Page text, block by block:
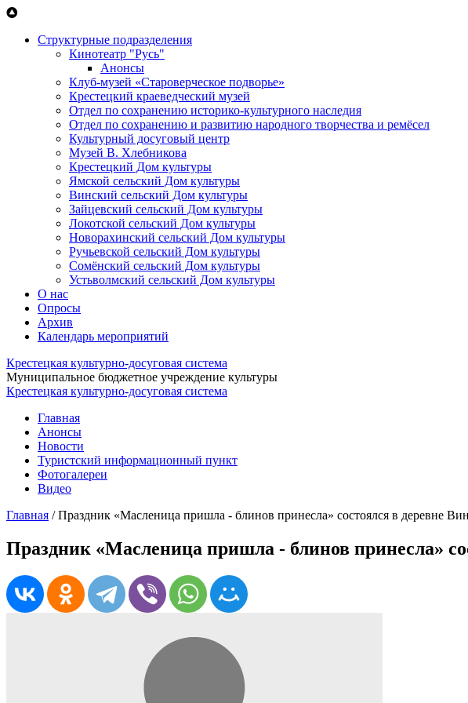
Перейти к основному содержанию
Структурные подразделения
Кинотеатр "Русь"
Анонсы
Клуб-музей «Староверческое подворье»
Крестецкий краеведческий музей
Отдел по сохранению историко-культурного наследия
Отдел по сохранению и развитию народного творчества и ремёсел
Культурный досуговый центр
Музей В. Хлебникова
Крестецкий Дом культуры
Ямской сельский Дом культуры
Винский сельский Дом культуры
Зайцевский сельский Дом культуры
Локотской сельский Дом культуры
Новорахинский сельский Дом культуры
Ручьевской сельский Дом культуры
Сомёнский сельский Дом культуры
Устьволмский сельский Дом культуры
О нас
Опросы
Архив
Календарь мероприятий
Крестецкая культурно-досуговая система
Муниципальное бюджетное учреждение культуры
Крестецкая культурно-досуговая система
Главная
Анонсы
Новости
Туристский информационный пункт
Фотогалереи
Видео
Главная /Праздник «Масленица пришла - блинов принесла» состоялся в деревне
Праздник «Масленица пришла - блинов принесла»